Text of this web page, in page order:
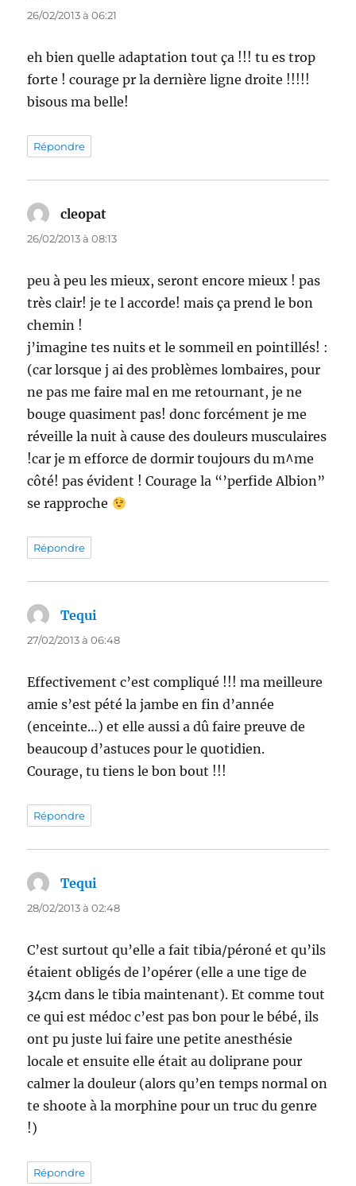
26/02/2013 à 06:21
eh bien quelle adaptation tout ça !!! tu es trop
forte ! courage pr la dernière ligne droite !!!!!
bisous ma belle!
Répondre
cleopat
26/02/2013 à 08:13
peu à peu les mieux, seront encore mieux ! pas
très clair! je te l accorde! mais ça prend le bon
chemin !
j’imagine tes nuits et le sommeil en pointillés! :
(car lorsque j ai des problèmes lombaires, pour
ne pas me faire mal en me retournant, je ne
bouge quasiment pas! donc forcément je me
réveille la nuit à cause des douleurs musculaires
!car je m efforce de dormir toujours du m^me
côté! pas évident ! Courage la “’perfide Albion”
se rapproche
Répondre
Tequi
27/02/2013 à 06:48
Effectivement c’est compliqué !!! ma meilleure
amie s’est pété la jambe en fin d’année
(enceinte…) et elle aussi a dû faire preuve de
beaucoup d’astuces pour le quotidien.
Courage, tu tiens le bon bout !!!
Répondre
Tequi
28/02/2013 à 02:48
C’est surtout qu’elle a fait tibia/péroné et qu’ils
étaient obligés de l’opérer (elle a une tige de
34cm dans le tibia maintenant). Et comme tout
ce qui est médoc c’est pas bon pour le bébé, ils
ont pu juste lui faire une petite anesthésie
locale et ensuite elle était au doliprane pour
calmer la douleur (alors qu’en temps normal on
te shoote à la morphine pour un truc du genre
!)
Répondre